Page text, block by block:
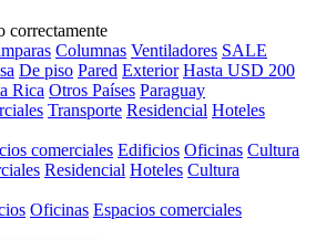
correctamente
Columnas Ventiladores SALE
De piso Pared Exterior Hasta USD 200
Rica Otros Países Paraguay
Transporte Residencial Hoteles
comerciales Edificios Oficinas Cultura
Residencial Hoteles Cultura
Oficinas Espacios comerciales